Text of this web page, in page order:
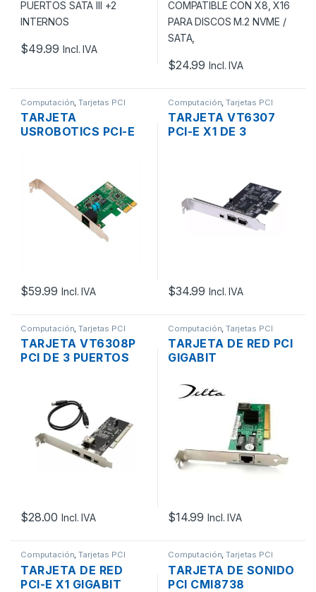
$49.99 Incl. IVA
SATA,
$24.99 Incl. IVA
Computación ,Tarjetas PCI
TARJETA
USROBOTICS PCI-E
$59.99 Incl. IVA
Computación ,Tarjetas PCI
TARJETA VT6307
PCI-E X1 DE 3
$34.99 Incl. IVA
Computación ,Tarjetas PCI
TARJETA VT6308P
PCI DE 3 PUERTOS
$28.00 Incl. IVA
Computación ,Tarjetas PCI
TARJETA DE RED PCI
GIGABIT
DELTA LOW PROFILE
$14.99 Incl. IVA
Computación ,Tarjetas PCI
TARJETA DE RED
PCI-E X1 GIGABIT
Computación ,Tarjetas PCI
TARJETA DE SONIDO
PCI CMI8738